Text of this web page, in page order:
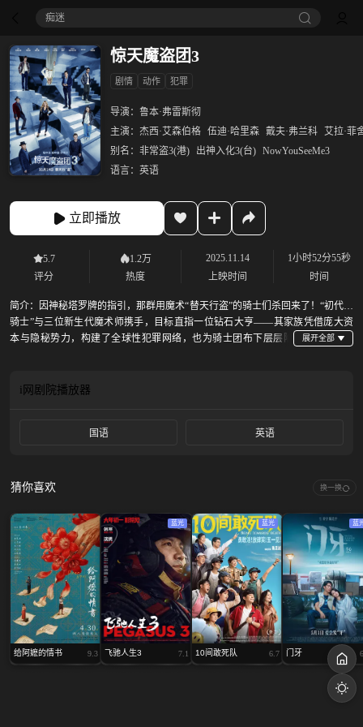
痴迷
惊天魔盗团3
剧情 动作 犯罪
导演： 鲁本·弗雷斯彻
主演： 杰西·艾森伯格 伍迪·哈里森 戴夫·弗兰科
艾拉·菲
别名： 非常盗3(港) 出神入化3(台) NowYouSeeMe3
语言： 英语
立即播放
5.7
评分
1.2万
热度
2025.11.14
上映时间
1小时52分55秒
时间
简介： 因神秘塔罗牌的指引，那群用魔术“替天行盗”的骑士们杀回来了！“初代四
骑士”与三位新生代魔术师携手，目标直指一位钻石大亨——其家族凭借庞大资
本与隐秘势力，构建了全球性犯罪网络，也为骑士团布下层层陷
i网剧院播放器
国语 英语
猜你喜欢 换一换
给阿嬷的情书 9.3
蓝光
飞驰人生3 7.1
蓝光
10间敢死队 6.7
蓝
门牙